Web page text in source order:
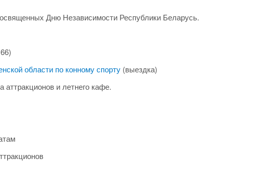
Дню Независимости Республики Беларусь.
области по конному спорту (выездка)
аттракционов и летнего кафе.